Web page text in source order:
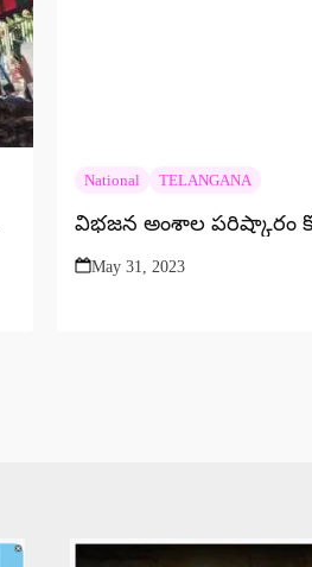
National TELANGANA
విభజన అంశాల పరిష్కారం
May 31, 2023